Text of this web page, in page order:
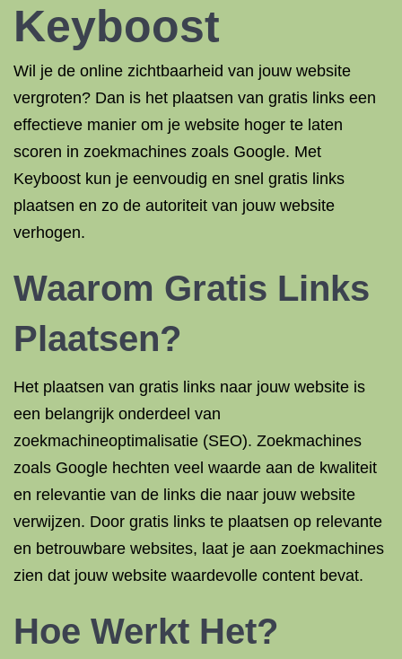
Keyboost
Wil je de online zichtbaarheid van jouw website
vergroten? Dan is het plaatsen van gratis links een
effectieve manier om je website hoger te laten
scoren in zoekmachines zoals Google. Met
Keyboost kun je eenvoudig en snel gratis links
plaatsen en zo de autoriteit van jouw website
verhogen.
Waarom Gratis Links
Plaatsen?
Het plaatsen van gratis links naar jouw website is
een belangrijk onderdeel van
zoekmachineoptimalisatie (SEO). Zoekmachines
zoals Google hechten veel waarde aan de kwaliteit
en relevantie van de links die naar jouw website
verwijzen. Door gratis links te plaatsen op relevante
en betrouwbare websites, laat je aan zoekmachines
zien dat jouw website waardevolle content bevat.
Hoe Werkt Het?